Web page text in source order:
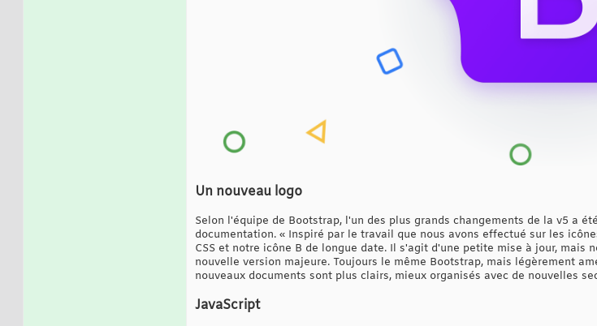
Un nouveau logo
Selon l'équipe de Bootstrap, l'un des plus grands changements de la v5 a
documentation. « Inspiré par le travail que nous avons effectué sur les
CSS et notre icône B de longue date. Il s'agit d'une petite mise à jour, mais
nouvelle version majeure. Toujours le même Bootstrap, mais légèrement
nouveaux documents sont plus clairs, mieux organisés avec de nouvelles
JavaScript